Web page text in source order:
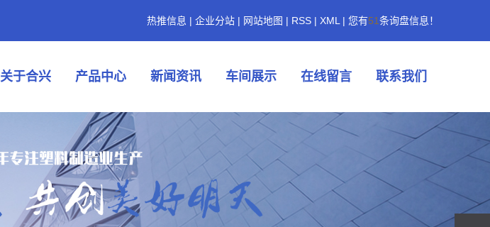
热推信息 | 企业分站 | 网站地图 | RSS | XML | 您有51条询盘信息！
关于合兴 产品中心 新闻资讯 车间展示 在线留言 联系我们